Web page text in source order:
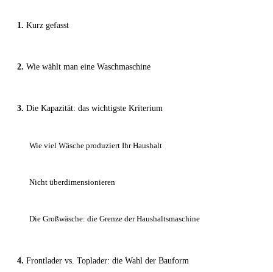
Kurz gefasst
Wie wählt man eine Waschmaschine
Die Kapazität: das wichtigste Kriterium
Wie viel Wäsche produziert Ihr Haushalt
Nicht überdimensionieren
Die Großwäsche: die Grenze der Haushaltsmaschine
Frontlader vs. Toplader: die Wahl der Bauform